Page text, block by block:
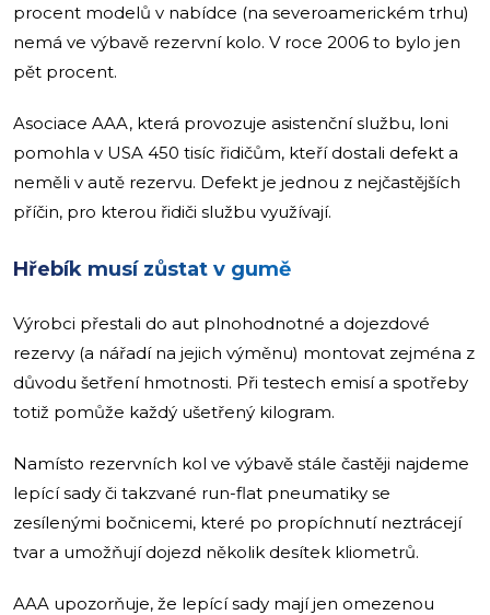
procent modelů v nabídce (na severoamerickém trhu)
nemá ve výbavě rezervní kolo. V roce 2006 to bylo jen
pět procent.
Asociace AAA, která provozuje asistenční službu, loni
pomohla v USA 450 tisíc řidičům, kteří dostali defekt a
neměli v autě rezervu. Defekt je jednou z nejčastějších
příčin, pro kterou řidiči službu využívají.
Hřebík musí zůstat v gumě
Výrobci přestali do aut plnohodnotné a dojezdové
rezervy (a nářadí na jejich výměnu) montovat zejména z
důvodu šetření hmotnosti. Při testech emisí a spotřeby
totiž pomůže každý ušetřený kilogram.
Namísto rezervních kol ve výbavě stále častěji najdeme
lepící sady či takzvané run-flat pneumatiky se
zesílenými bočnicemi, které po propíchnutí neztrácejí
tvar a umožňují dojezd několik desítek kliometrů.
AAA upozorňuje, že lepící sady mají jen omezenou